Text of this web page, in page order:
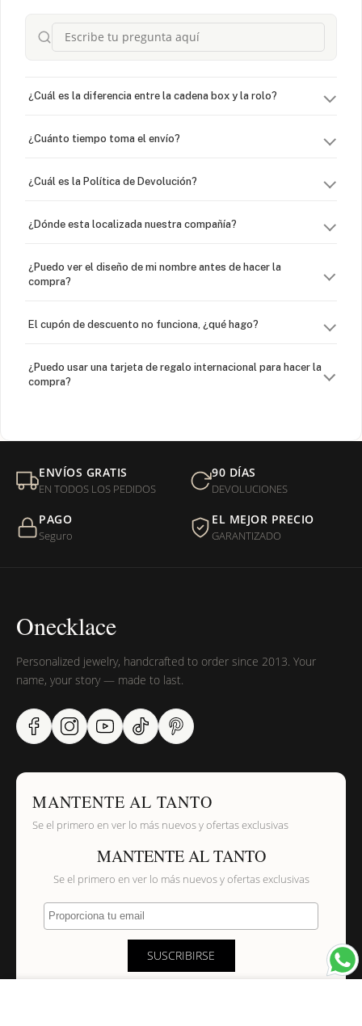
¿Cuál es la diferencia entre la cadena box y la rolo?
¿Cuánto tiempo toma el envío?
¿Cuál es la Política de Devolución?
¿Dónde esta localizada nuestra compañía?
¿Puedo ver el diseño de mi nombre antes de hacer la
compra?
El cupón de descuento no funciona, ¿qué hago?
¿Puedo usar una tarjeta de regalo internacional para hacer la
compra?
Mi orden fue devuelta por USPS, ¿qué hago para que sea
entregada?
¿Sus productos son libres de níquel?
ENVÍOS GRATIS
EN TODOS LOS PEDIDOS
90 DÍAS
DEVOLUCIONES
PAGO
Seguro
EL MEJOR PRECIO
GARANTIZADO
Onecklace
Personalized jewelry, handcrafted to order since 2013. Your
name, your story — made to last.
MANTENTE AL TANTO
Se el primero en ver lo más nuevos y ofertas exclusivas
MANTENTE AL TANTO
Se el primero en ver lo más nuevos y ofertas exclusivas
Proporciona tu email
SUSCRIBIRSE